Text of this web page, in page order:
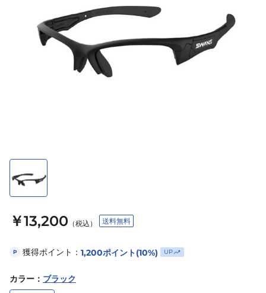
￥13,200 （税込） 送料無料
P 獲得ポイント： 1,200ポイント(10%) UP
カラー ： ブラック